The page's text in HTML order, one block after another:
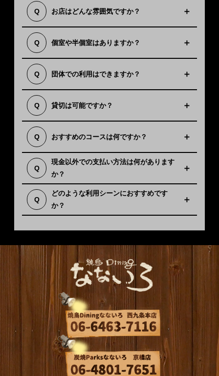
います。
Q お店はどんな雰囲気ですか？
A
ろげる掘りごたつ席やお座敷もございます。
初めてのお客様にも気軽にお楽しみいただけ
る雰囲気づくりを心がけております。
Q 個室や半個室はありますか？
A
西九条本店は掘りごたつの完全個室、京橋店
は半個室のお座敷および座敷個室がございま
す。
Q 団体での利用はできますか？
A
ます。
京橋店も宴会に対応しており、人数やご予算
に合わせたコースのご相談も承っておりま
Q 貸切は可能ですか？
A
西九条本店は20〜50名様、京橋店は25〜30
名様で貸切を承っております。詳細は各店舗
までご相談ください。
Q おすすめのコースは何ですか？
A
西九条本店は「【料理もお酒も楽しむ！】大
すすめしております。
Q
現金以外での支払い方法は何があります
か？
A
両店舗ともにクレジットカード（VISA、
Master、JCB、AMEX、Dinersをご利用いた
だけます。西九条本店は電子マネー（交通
系・iD等）やQR決済（PayPay等）も利用可
能です。京橋店は、電子マネー、QRコード決
済共にご利用いただけません。ご希望の方法
でお支払いください。
Q
どのような利用シーンにおすすめです
か？
A
美味しい鶏料理とお酒を楽しみたい時はもち
ろん、初めての方でも盛り上がれる雰囲気で
ございます。友人とのお食事や飲み会など、